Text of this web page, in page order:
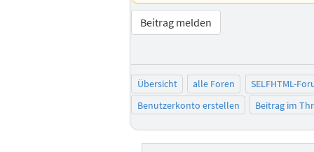
Beitrag melden
Übersicht alle Foren
SELFHTML-
Benutzerkonto erstellen
Beitrag im